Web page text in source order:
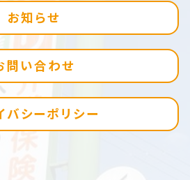
お知らせ
問い合わせ
バシーポリシー